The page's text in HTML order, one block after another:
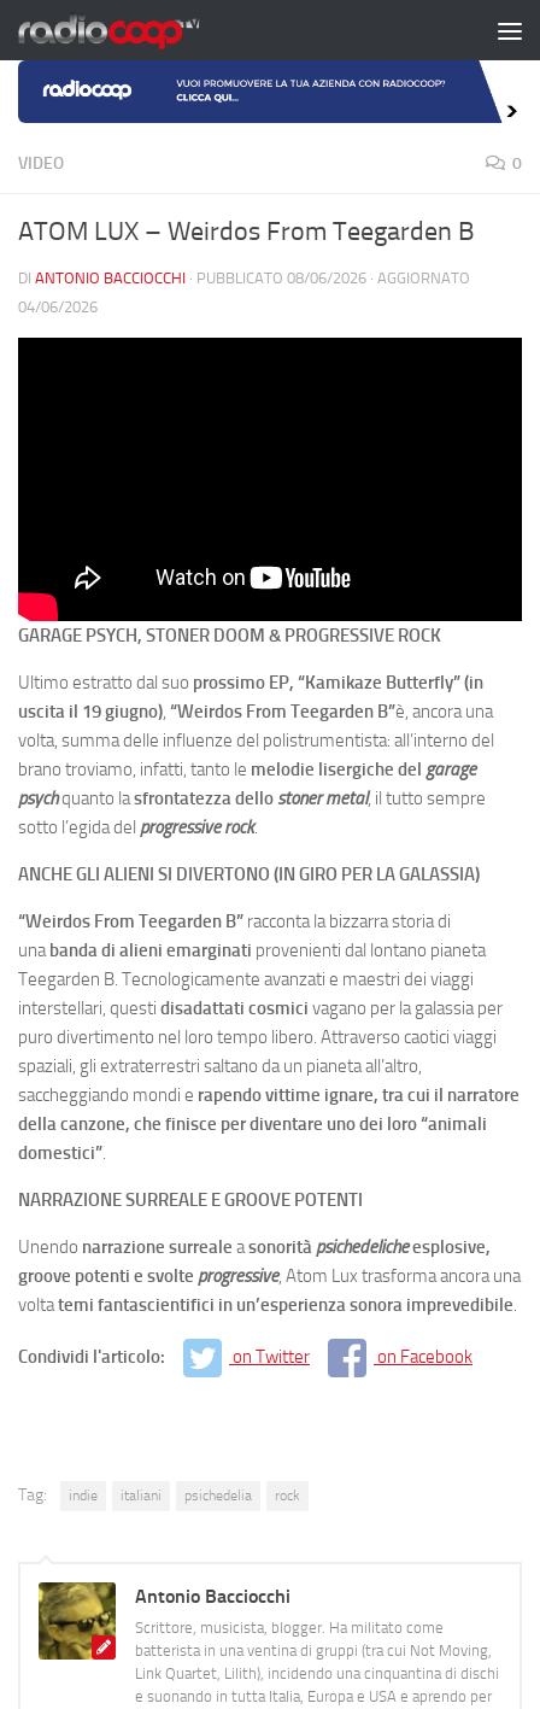
Salta al contenuto
VIDEO 0
ATOM LUX – Weirdos From Teegarden B
DI ANTONIO BACCIOCCHI · PUBBLICATO 08/06/2026 · AGGIORNATO
04/06/2026
GARAGE PSYCH, STONER DOOM & PROGRESSIVE ROCK
Ultimo estratto dal suo prossimo EP, “Kamikaze Butterfly” (in
uscita il 19 giugno), “Weirdos From Teegarden B”è, ancora una
volta, summa delle influenze del polistrumentista: all’interno del
brano troviamo, infatti, tanto le melodie lisergiche del garage
psychquanto lasfrontatezza dello stoner metal, il tutto sempre
sotto l’egida del progressive rock.
ANCHE GLI ALIENI SI DIVERTONO (IN GIRO PER LA GALASSIA)
“Weirdos From Teegarden B” racconta la bizzarra storia di
unabanda di alieni emarginati provenienti dal lontano pianeta
Teegarden B. Tecnologicamente avanzati e maestri dei viaggi
interstellari, questi disadattati cosmici vagano per la galassia per
puro divertimento nel loro tempo libero. Attraverso caotici viaggi
spaziali, gli extraterrestri saltano da un pianeta all’altro,
saccheggiando mondi e rapendo vittime ignare, tra cui il narratore
della canzone, che finisce per diventare uno dei loro “animali
domestici”.
NARRAZIONE SURREALE E GROOVE POTENTI
Unendo narrazione surreale asonorità psichedelicheesplosive,
groove potenti e svolte progressive, Atom Lux trasforma ancora una
voltatemi fantascientifici in un’esperienza sonora imprevedibile.
Condividi l'articolo: on Twitter on Facebook
Tag: indie italiani psichedelia rock
Antonio Bacciocchi
Scrittore, musicista, blogger. Ha militato come
batterista in una ventina di gruppi (tra cui Not Moving,
Link Quartet, Lilith), incidendo una cinquantina di dischi
e suonando in tutta Italia, Europa e USA e aprendo per